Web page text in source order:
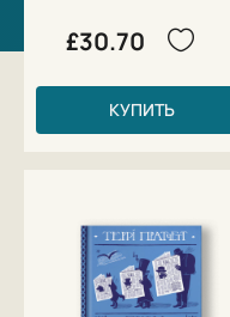
£30.70
КУПИТЬ